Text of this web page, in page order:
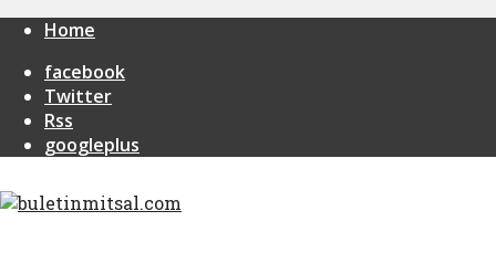
Home
facebook
Twitter
Rss
googleplus